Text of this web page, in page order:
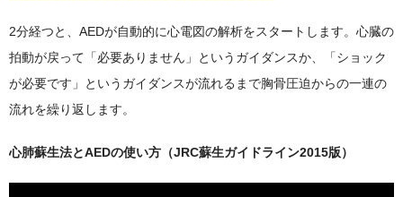
2分経つと、AEDが自動的に心電図の解析をスタートします。心臓の
拍動が戻って「必要ありません」というガイダンスか、「ショック
が必要です」というガイダンスが流れるまで胸骨圧迫からの一連の
流れを繰り返します。
心肺蘇生法とAEDの使い方（JRC蘇生ガイドライン2015版）